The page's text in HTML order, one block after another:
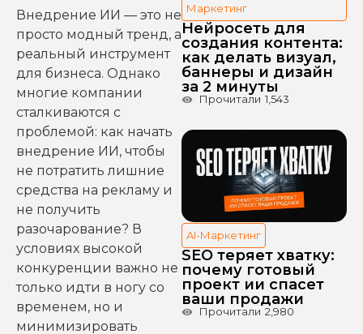
Внедрение ИИ — это не
просто модный тренд, а
реальный инструмент
для бизнеса. Однако
многие компании
сталкиваются с
проблемой: как начать
внедрение ИИ, чтобы
не потратить лишние
средства на рекламу и
не получить
разочарование? В
условиях высокой
конкуренции важно не
только идти в ногу со
временем, но и
минимизировать
Маркетинг
Нейросеть для
создания контента:
как делать визуал,
баннеры и дизайн
за 2 минуты
Прочитали 1,543
AI-Маркетинг
SEO теряет хватку:
почему готовый
проект ии спасет
ваши продажи
Прочитали 2,980